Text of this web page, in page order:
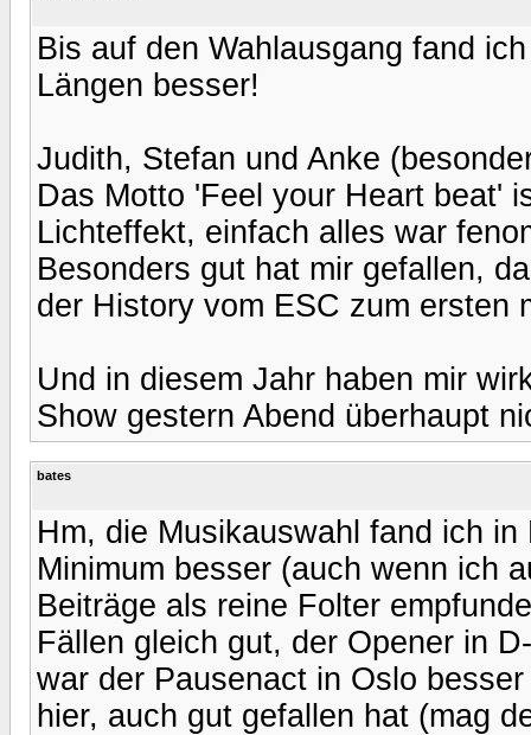
Bis auf den Wahlausgang fand
Längen besser!
Judith, Stefan und Anke
Das Motto 'Feel your Heart beat'
Lichteffekt, einfach alles war
Besonders gut hat mir gefallen,
der History vom ESC zum ersten
Und in diesem Jahr haben mir
Show gestern Abend überhaupt
bates
Hm, die Musikauswahl fand ich
Minimum besser (auch wenn ich
Beiträge als reine Folter
Fällen gleich gut, der Opener in
war der Pausenact in Oslo
hier, auch gut gefallen hat (mag